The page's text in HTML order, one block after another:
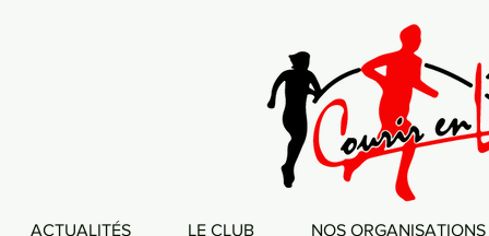
ACTUALITÉS LE CLUB NOS ORGANISATIONS